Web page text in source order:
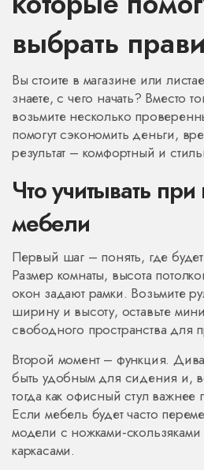
выбрать
Вы стоите в магазине или
знаете, с чего начать? Вместо
возьмите несколько
помогут сэкономить деньги,
результат – комфортный и
Что учитывать
мебели
Первый шаг – понять, где будет
Размер комнаты, высота
окон задают рамки. Возьмите
ширину и высоту, оставьте
свободного пространства для
Второй момент – функция.
быть удобным для сидения и,
тогда как офисный стул
Если мебель будет часто
модели с
каркасами.